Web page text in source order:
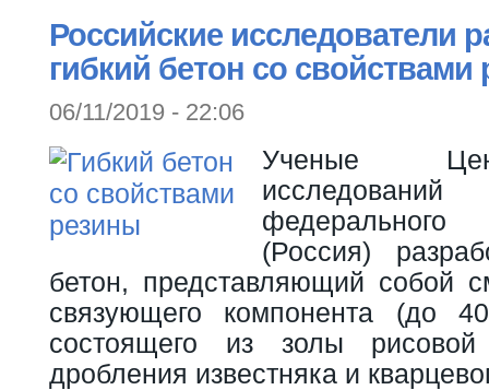
Российские исследователи
гибкий бетон со свойствами
06/11/2019 - 22:06
Ученые
исследований
(Россия)
бетон, представляющий собой
связующего компонента (до
состоящего из золы
дробления известняка и